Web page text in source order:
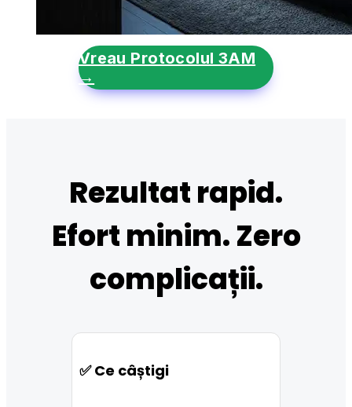
Vreau Protocolul 3AM
→
Rezultat rapid.
Efort minim. Zero
complicații.
✅ Ce câștigi